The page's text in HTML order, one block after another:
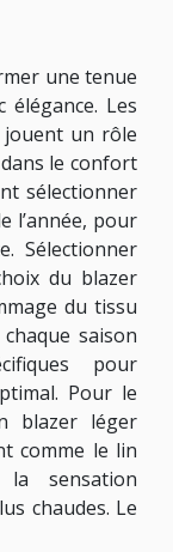
une tenue
élégance. Les
jouent un rôle
le confort
sélectionner
l’année, pour
Sélectionner
du blazer
du tissu
saison
pour
Pour le
blazer léger
comme le lin
sensation
chaudes. Le